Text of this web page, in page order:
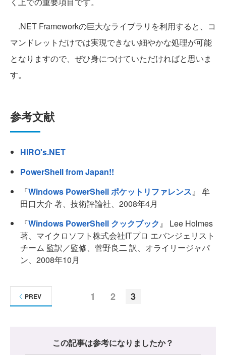
.NET Frameworkの巨大なライブラリを利用すると、コ
マンドレットだけでは実現できない細やかな処理が可能
となりますので、ぜひ身につけていただければと思いま
す。
参考文献
HIRO's.NET
PowerShell from Japan!!
『Windows PowerShell ポケットリファレンス』 牟
田口大介 著、技術評論社、2008年4月
『Windows PowerShell クックブック』 Lee Holmes
著、マイクロソフト株式会社ITプロ エバンジェリスト
チーム 監訳／監修、菅野良二 訳、オライリージャパ
ン、2008年10月
1 2 3
PREV
この記事は参考になりましたか？